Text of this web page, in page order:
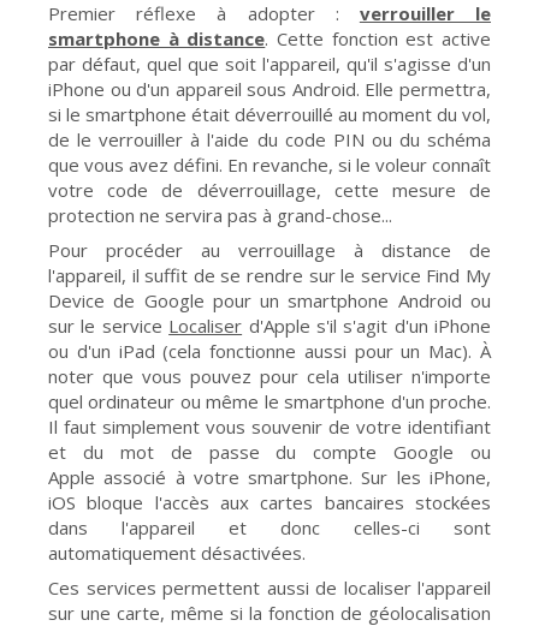
Premier réflexe à adopter : verrouiller le
smartphone à distance. Cette fonction est active
par défaut, quel que soit l'appareil, qu'il s'agisse d'un
iPhone ou d'un appareil sous Android. Elle permettra,
si le smartphone était déverrouillé au moment du vol,
de le verrouiller à l'aide du code PIN ou du schéma
que vous avez défini. En revanche, si le voleur connaît
votre code de déverrouillage, cette mesure de
protection ne servira pas à grand-chose...
Pour procéder au verrouillage à distance de
l'appareil, il suffit de se rendre sur le service Find My
Device de Google pour un smartphone Android ou
sur le service Localiser d'Apple s'il s'agit d'un iPhone
ou d'un iPad (cela fonctionne aussi pour un Mac). À
noter que vous pouvez pour cela utiliser n'importe
quel ordinateur ou même le smartphone d'un proche.
Il faut simplement vous souvenir de votre identifiant
et du mot de passe du compte Google ou
Apple associé à votre smartphone. Sur les iPhone,
iOS bloque l'accès aux cartes bancaires stockées
dans l'appareil et donc celles-ci sont
automatiquement désactivées.
Ces services permettent aussi de localiser l'appareil
sur une carte, même si la fonction de géolocalisation